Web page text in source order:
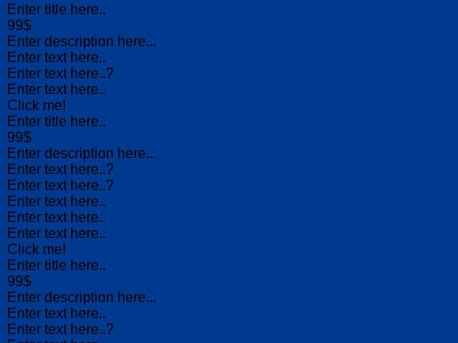
Enter title here..
99$
Enter description here...
Enter text here..
Enter text here..?
Enter text here..
Click me!
Enter title here..
99$
Enter description here...
Enter text here..?
Enter text here..?
Enter text here..
Enter text here..
Enter text here..
Click me!
Enter title here..
99$
Enter description here...
Enter text here..
Enter text here..?